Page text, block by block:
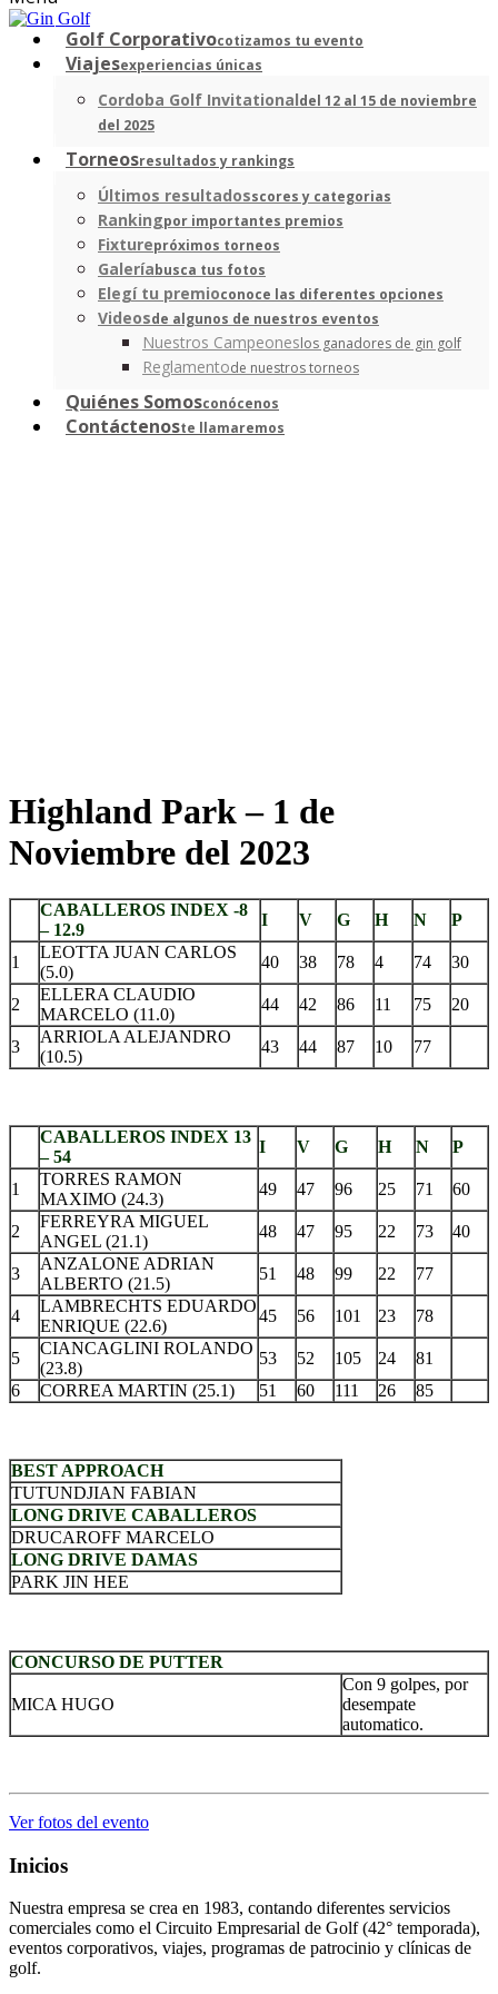
Golf Corporativocotizamos tu evento
Viajesexperiencias únicas
Cordoba Golf Invitationaldel 12 al 15 de noviembre
del 2025
Torneosresultados y rankings
Últimos resultadosscores y categorias
Rankingpor importantes premios
Fixturepróximos torneos
Galeríabusca tus fotos
Elegí tu premioconoce las diferentes opciones
Videosde algunos de nuestros eventos
Nuestros Campeoneslos ganadores de gin golf
Reglamentode nuestros torneos
Quiénes Somosconócenos
Contáctenoste llamaremos
Highland Park – 1 de
Noviembre del 2023
CABALLEROS INDEX -8
– 12.9
I V G H N P
1
LEOTTA JUAN CARLOS
(5.0)
40 38 78 4 74 30
2
ELLERA CLAUDIO
MARCELO (11.0)
44 42 86 11 75 20
3
ARRIOLA ALEJANDRO
(10.5)
43 44 87 10 77
CABALLEROS INDEX 13
– 54
I V G H N P
1
TORRES RAMON
MAXIMO (24.3)
49 47 96 25 71 60
2
FERREYRA MIGUEL
ANGEL (21.1)
48 47 95 22 73 40
3
ANZALONE ADRIAN
ALBERTO (21.5)
51 48 99 22 77
4
LAMBRECHTS EDUARDO
ENRIQUE (22.6)
45 56 101 23 78
5
CIANCAGLINI ROLANDO
(23.8)
53 52 105 24
81
6
CORREA MARTIN (25.1) 51 60 111 26 85
BEST APPROACH
TUTUNDJIAN FABIAN
LONG DRIVE CABALLEROS
DRUCAROFF MARCELO
LONG DRIVE DAMAS
PARK JIN HEE
CONCURSO DE PUTTER
MICA HUGO
Con 9 golpes, por
desempate
automatico.
Ver fotos del evento
Inicios
Nuestra empresa se crea en 1983, contando diferentes servicios
comerciales como el Circuito Empresarial de Golf (42° temporada),
eventos corporativos, viajes, programas de patrocinio y clínicas de
golf.